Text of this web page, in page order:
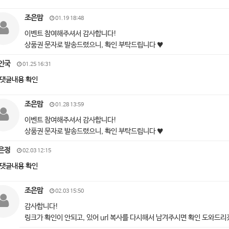
조은맘 01.19 18:48
이벤트 참여해주셔서 감사합니다!
상품권 문자로 발송드렸으니, 확인 부탁드립니다 ♥
국 01.25 16:31
댓글내용 확인
조은맘 01.28 13:59
이벤트 참여해주셔서 감사합니다!
상품권 문자로 발송드렸으니, 확인 부탁드립니다 ♥
정 02.03 12:15
댓글내용 확인
조은맘 02.03 15:50
감사합니다!
링크가 확인이 안되고, 있어 url 복사를 다시해서 남겨주시면 확인 도와드리